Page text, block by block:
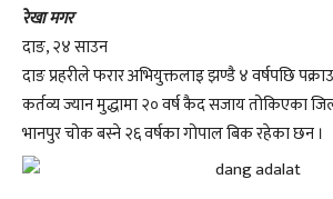
रेखा मगर
दाङ, २४ साउन
दाङ प्रहरीले फरार अभियुक्तलाइ झण्डै ४ वर्षपछि
कर्तव्य ज्यान मुद्धामा २० वर्ष कैद सजाय तोकिएका
भानपुर चोक बस्ने २६ वर्षका गोपाल बिक रहेका छन ।